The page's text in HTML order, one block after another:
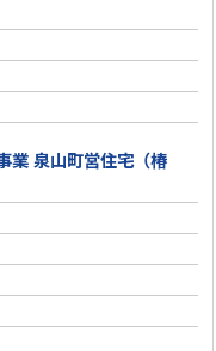
業 泉山町営住宅（椿